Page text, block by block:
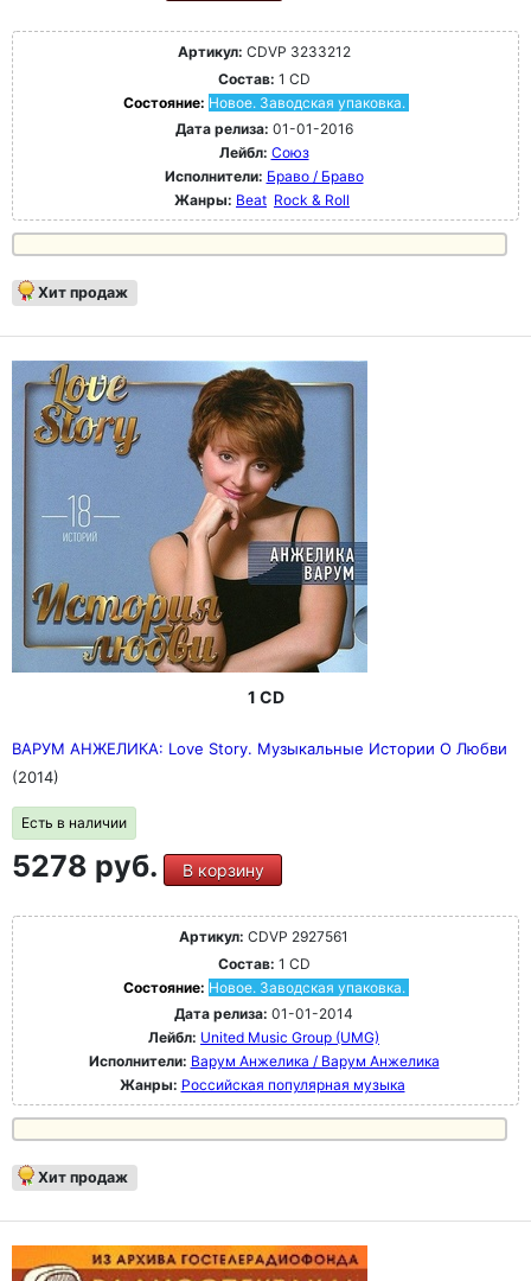
Артикул: CDVP 3233212
Состав: 1 CD
Состояние: Новое. Заводская упаковка.
Дата релиза: 01-01-2016
Лейбл: Союз
Исполнители: Браво / Браво
Жанры: Beat Rock & Roll
Хит продаж
1 CD
ВАРУМ АНЖЕЛИКА: Love Story. Музыкальные Истории О Любви
(2014)
Есть в наличии
5278 руб. В корзину
Артикул: CDVP 2927561
Состав: 1 CD
Состояние: Новое. Заводская упаковка.
Дата релиза: 01-01-2014
Лейбл: United Music Group (UMG)
Исполнители: Варум Анжелика / Варум Анжелика
Жанры: Российская популярная музыка
Хит продаж